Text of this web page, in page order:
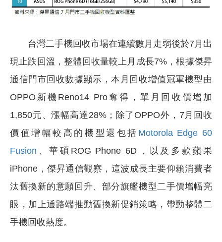
台灣二手機回收市場在連續數月走弱後於7月出
現止跌回溫，整體回收量較上月成長7%，根據傑昇
通信門市回收數據顯示，本月回收增值冠軍機型由
OPPO新機Reno14 Pro奪得，單月回收價增加
1,850元、漲幅高達28%；除了OPPO外，7月回收
價值增幅較高的機型還包括 Motorola Edge 60
Fusion 、華碩ROG Phone 6D，以及多款蘋果
iPhone，傑昇通信觀察，這波成長主要仰賴消費者
汰舊換新的意願回升、部分旗艦機型二手價增幅亮
眼，加上通路端推動舊換新促銷策略，帶動整體二
手機回收熱度。